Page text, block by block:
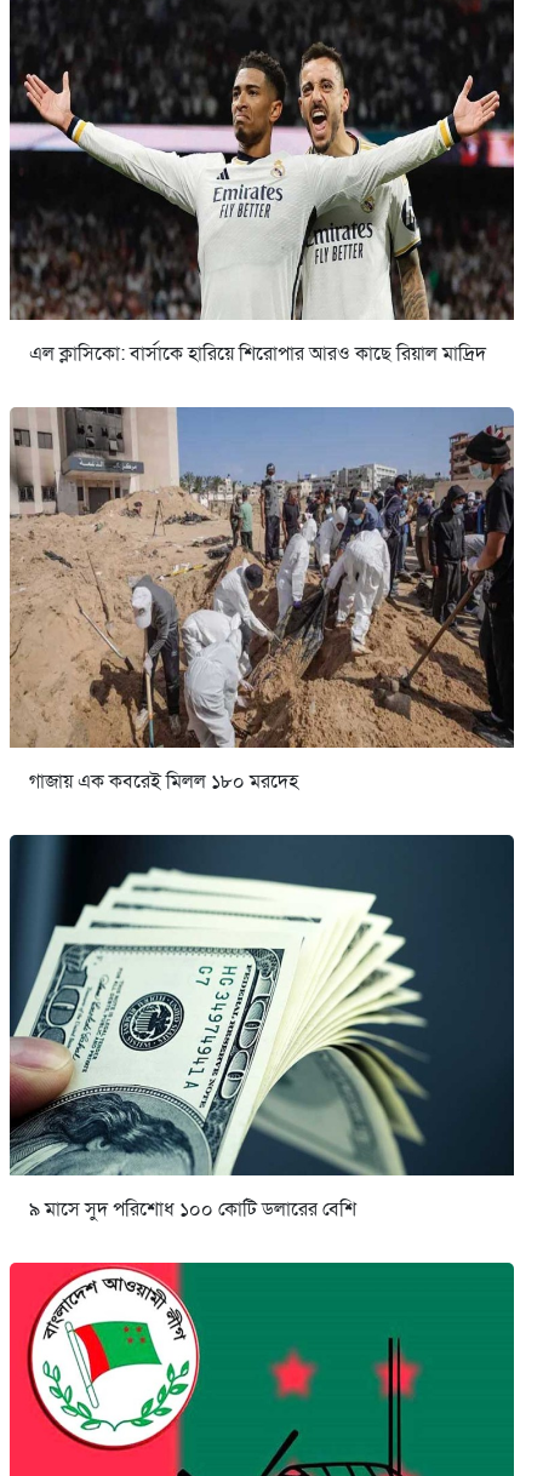
এল ক্লাসিকো: বার্সাকে হারিয়ে শিরোপার আরও কাছে রিয়াল মাদ্রিদ
গাজায় এক কবরেই মিলল ১৮০ মরদেহ
৯ মাসে সুদ পরিশোধ ১০০ কোটি ডলারের বেশি